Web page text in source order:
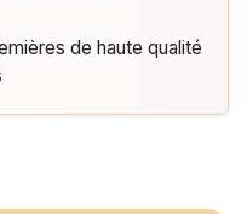
de haute qualité